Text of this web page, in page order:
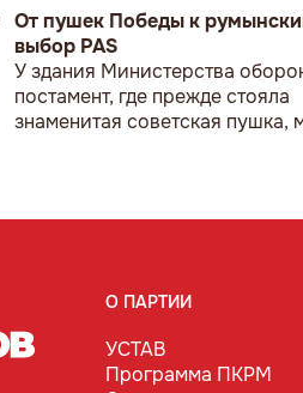
От пушек Победы к
выбор PAS
У здания Министерства
постамент, где прежде стояла
знаменитая советская пушка,
О ПАРТИИ
УСТАВ
Программа ПКРМ